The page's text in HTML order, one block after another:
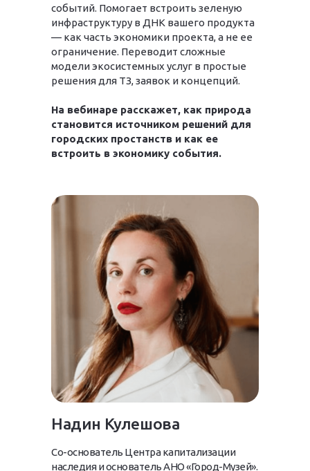
Со-основатель Центра капитализации
наследия и основатель АНО «Город-Музей».
Надин Кулешова
событий. Помогает встроить зеленую
инфраструктуру в ДНК вашего продукта
— как часть экономики проекта, а не ее
ограничение. Переводит сложные
модели экосистемных услуг в простые
решения для ТЗ, заявок и концепций.
На вебинаре расскажет, как природа
становится источником решений для
городских простанств и как ее
встроить в экономику события.